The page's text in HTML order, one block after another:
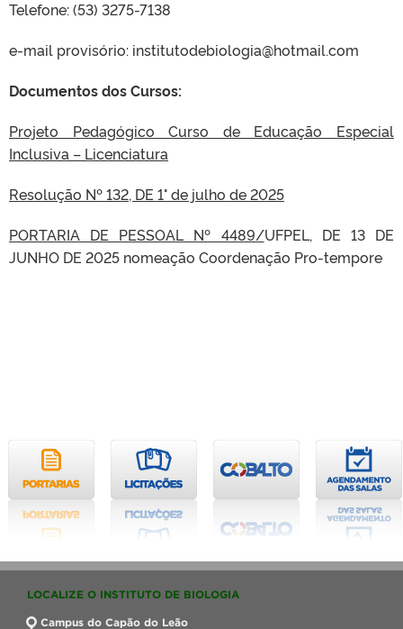
Telefone: (53) 3275-7138
e-mail provisório: institutodebiologia@hotmail.com
Documentos dos Cursos:
Projeto Pedagógico Curso de Educação Especial
Inclusiva – Licenciatura
Resolução Nº 132, DE 1° de julho de 2025
PORTARIA DE PESSOAL Nº 4489/UFPEL, DE 13 DE
JUNHO DE 2025 nomeação Coordenação Pro-tempore
LOCALIZE O INSTITUTO DE BIOLOGIA
Campus do Capão do Leão